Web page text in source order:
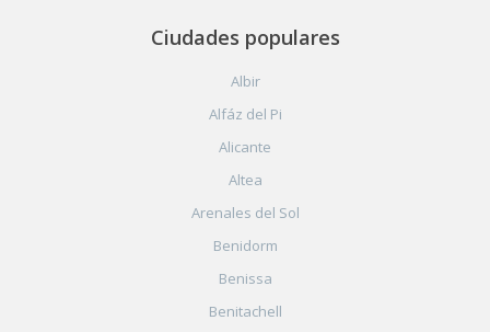
Ciudades populares
Albir
Alfáz del Pi
Alicante
Altea
Arenales del Sol
Benidorm
Benissa
Benitachell